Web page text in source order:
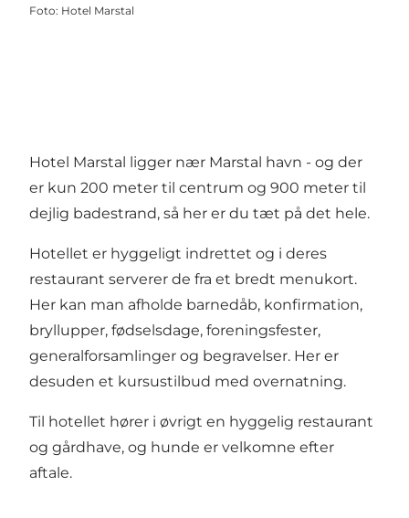
Foto: Hotel Marstal
Hotel Marstal ligger nær Marstal havn - og der
er kun 200 meter til centrum og 900 meter til
dejlig badestrand, så her er du tæt på det hele.
Hotellet er hyggeligt indrettet og i deres
restaurant serverer de fra et bredt menukort.
Her kan man afholde barnedåb, konfirmation,
bryllupper, fødselsdage, foreningsfester,
generalforsamlinger og begravelser. Her er
desuden et kursustilbud med overnatning.
Til hotellet hører i øvrigt en hyggelig restaurant
og gårdhave, og hunde er velkomne efter
aftale.